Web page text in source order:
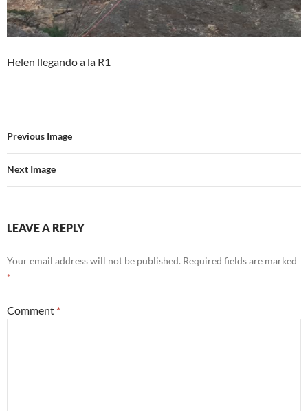
Helen llegando a la R1
Previous Image
Next Image
LEAVE A REPLY
Your email address will not be published. Required fields are marked
*
Comment *